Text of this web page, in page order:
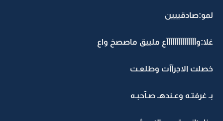
لمو:صادقييين
غلا:وآآآآآآآآآآآآآآآع ملييق ماصصخ واع
خصلت الاجرآأت وطلعـت
بـ غرفتـه وعـندهـ صـآحبـه